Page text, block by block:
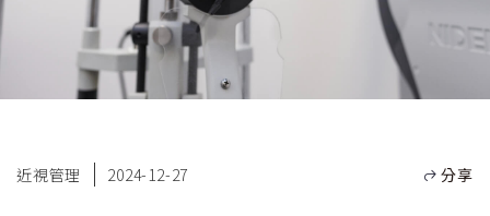
近視管理 2024-12-27 分享